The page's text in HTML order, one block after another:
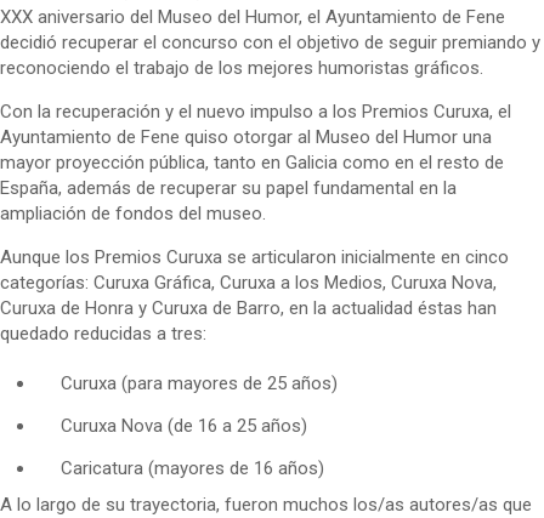
XXX aniversario del Museo del Humor, el Ayuntamiento de Fene
decidió recuperar el concurso con el objetivo de seguir premiando y
reconociendo el trabajo de los mejores humoristas gráficos.
Con la recuperación y el nuevo impulso a los Premios Curuxa, el
Ayuntamiento de Fene quiso otorgar al Museo del Humor una
mayor proyección pública, tanto en Galicia como en el resto de
España, además de recuperar su papel fundamental en la
ampliación de fondos del museo.
Aunque los Premios Curuxa se articularon inicialmente en cinco
categorías: Curuxa Gráfica, Curuxa a los Medios, Curuxa Nova,
Curuxa de Honra y Curuxa de Barro, en la actualidad éstas han
quedado reducidas a tres:
Curuxa (para mayores de 25 años)
Curuxa Nova (de 16 a 25 años)
Caricatura (mayores de 16 años)
A lo largo de su trayectoria, fueron muchos los/as autores/as que